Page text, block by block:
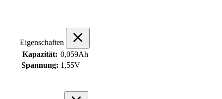
Eigenschaften
Kapazität: 0,059Ah
Spannung: 1,55V